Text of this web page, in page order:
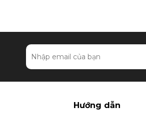
Hướng dẫn